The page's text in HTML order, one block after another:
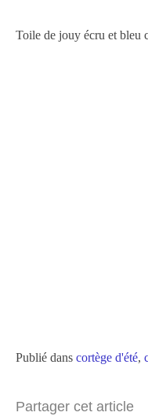
Toile de jouy écru et bleu
Publié dans cortège d'été,
Partager cet article